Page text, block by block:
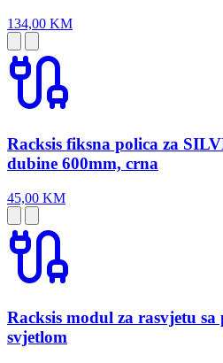
134,00 KM
Racksis fiksna polica za
dubine 600mm, crna
45,00 KM
Racksis modul za rasvjetu
svjetlom